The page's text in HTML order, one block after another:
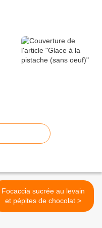
Focaccia sucrée au levain
et pépites de chocolat >